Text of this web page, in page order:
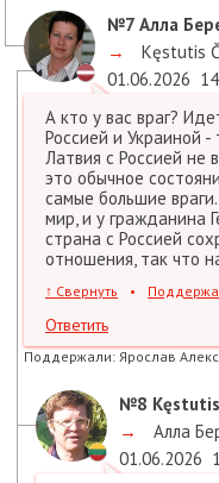
№7 Алла
→
Kęstutis
01.06.2026
А кто у вас враг?
Россией и Украиной
Латвия с Россией не
это обычное
самые большие
мир, и у гражданина
страна с Россией
отношения, так что
↑ Свернуть •
Ответить
Поддержали: Ярослав
№8
→
Алла
01.06.2026